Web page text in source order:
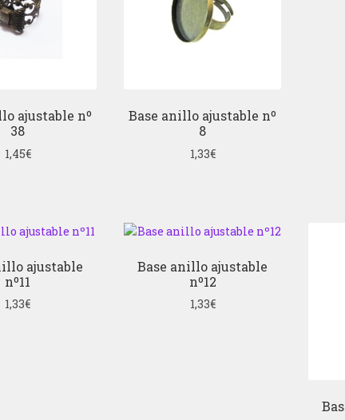
ajustable nº
38
1,45€
Base anillo ajustable nº
8
1,33€
ajustable
nº11
1,33€
Base anillo ajustable
nº12
1,33€